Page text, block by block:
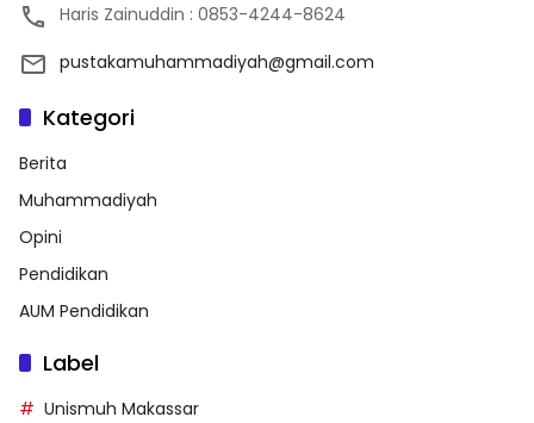
Haris Zainuddin : 0853-4244-8624
pustakamuhammadiyah@gmail.com
Kategori
Berita
Muhammadiyah
Opini
Pendidikan
AUM Pendidikan
Label
Unismuh Makassar